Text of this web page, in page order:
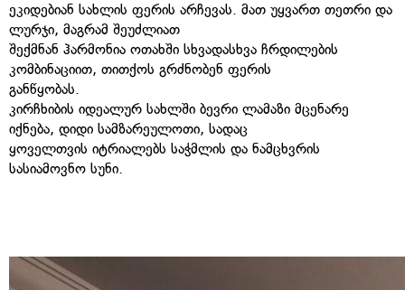
ეკიდებიან სახლის ფერის არჩევას. მათ უყვართ თეთრი და
ლურჯი, მაგრამ შეუძლიათ
შექმნან ჰარმონია ოთახში სხვადასხვა ჩრდილების
კომბინაციით, თითქოს გრძნობენ ფერის
განწყობას.
კირჩხიბის იდეალურ სახლში ბევრი ლამაზი მცენარე
იქნება, დიდი სამზარეულოთი, სადაც
ყოველთვის იტრიალებს საჭმლის და ნამცხვრის
სასიამოვნო სუნი.